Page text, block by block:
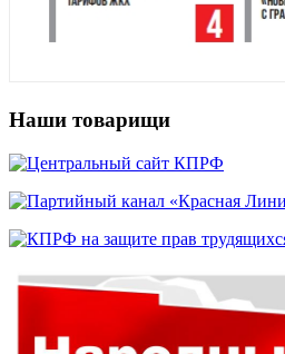
Наши товарищи